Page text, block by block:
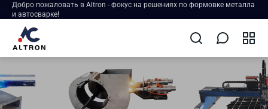
Добро пожаловать в Altron - фокус на решениях по формовке металла
и автосварке!